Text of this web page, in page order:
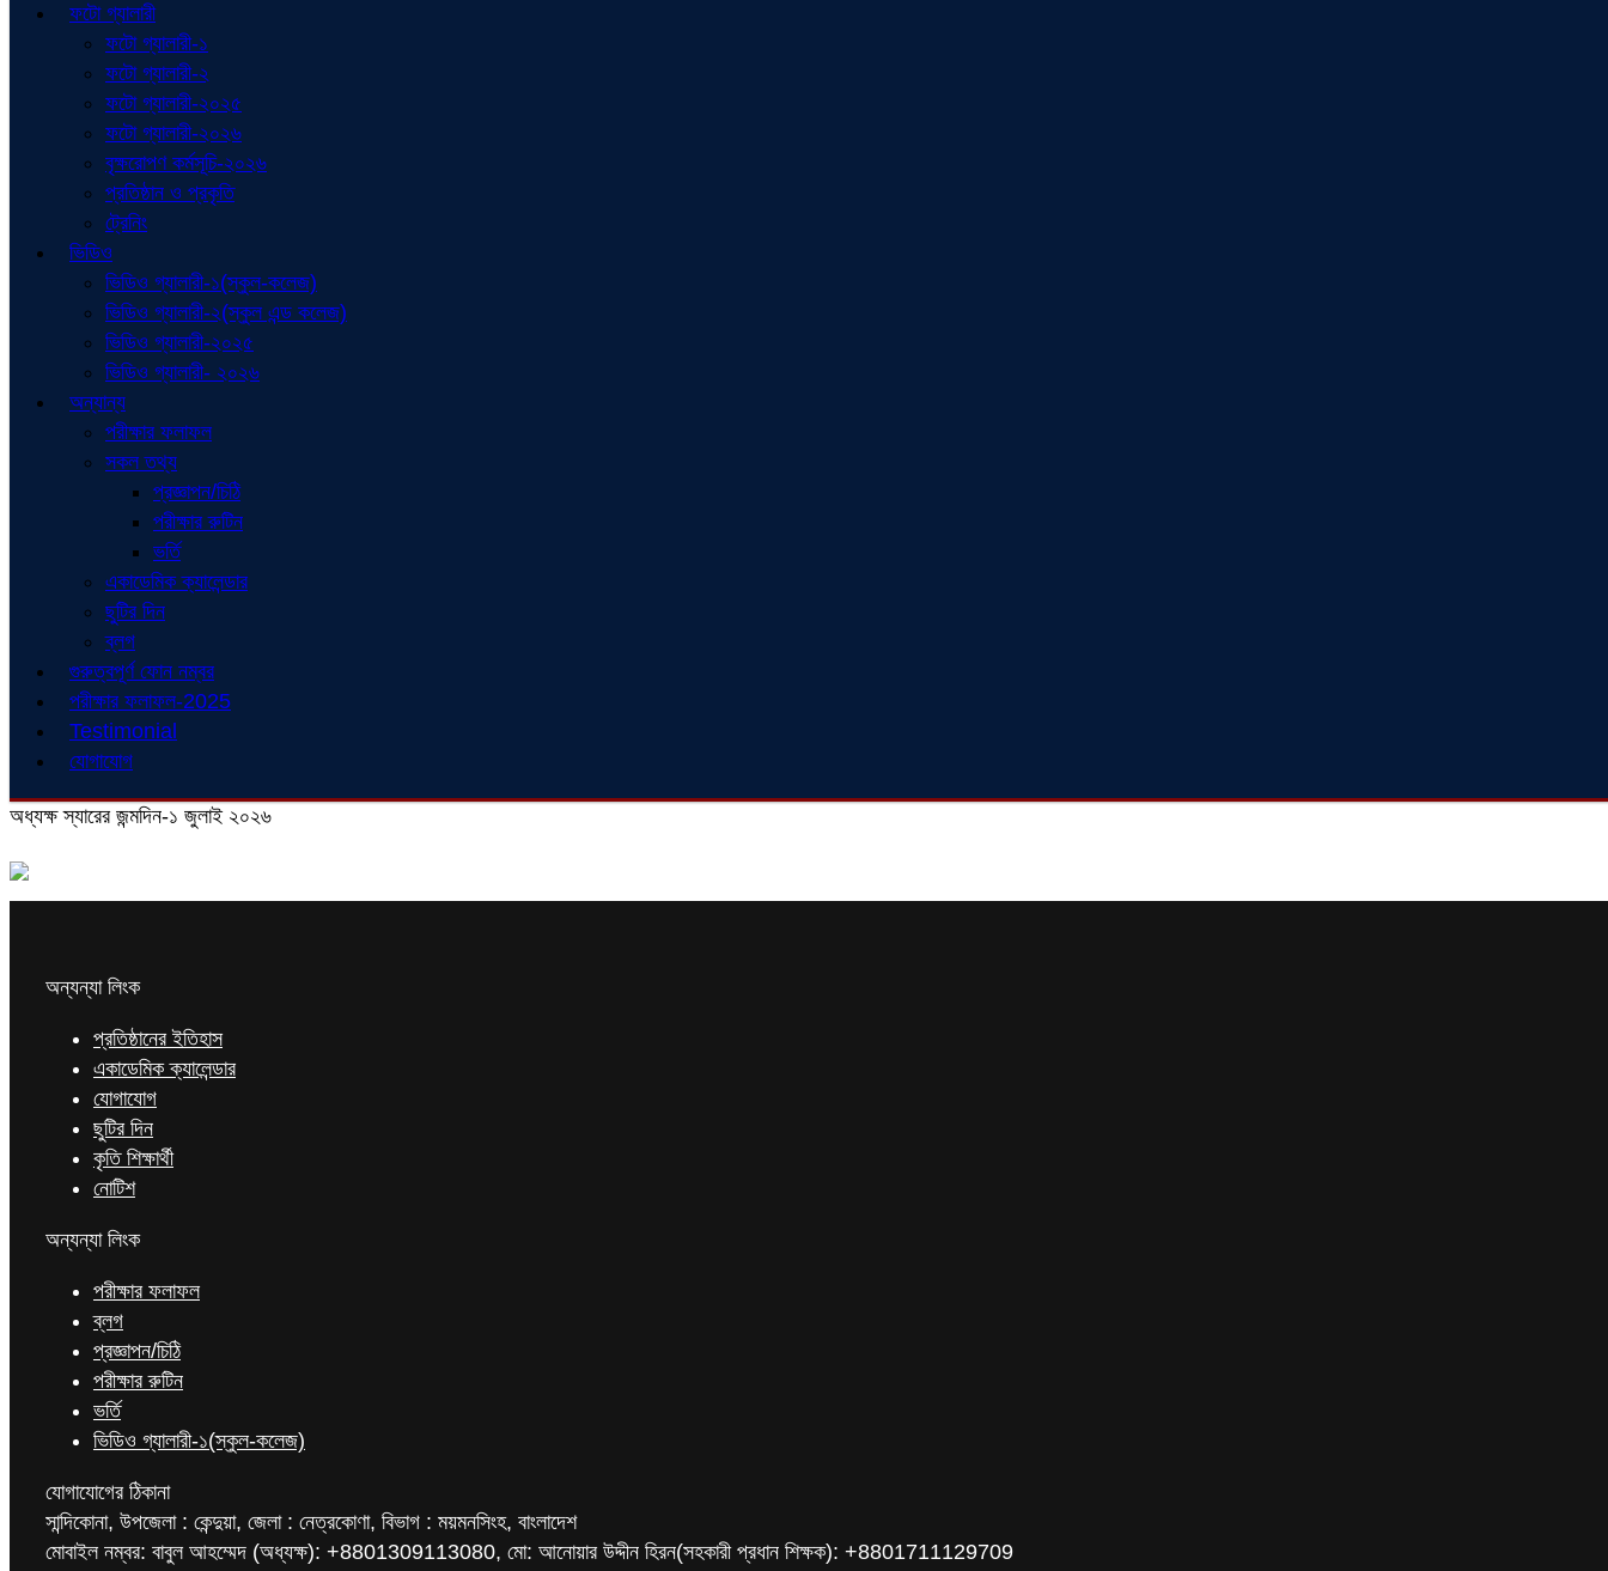
ফটো গ্যালারী
ফটো গ্যালারী-১
ফটো গ্যালারী-২
ফটো গ্যালারী-২০২৫
ফটো গ্যালারী-২০২৬
বৃক্ষরোপণ কর্মসূচি-২০২৬
প্রতিষ্ঠান ও প্রকৃতি
ট্রেনিং
ভিডিও
ভিডিও গ্যালারী-১(স্কুল-কলেজ)
ভিডিও গ্যালারী-২(স্কুল এন্ড কলেজ)
ভিডিও গ্যালারী-২০২৫
ভিডিও গ্যালারী- ২০২৬
অন্যান্য
পরীক্ষার ফলাফল
সকল তথ্য
প্রজ্ঞাপন/চিঠি
পরীক্ষার রুটিন
ভর্তি
একাডেমিক ক্যালেন্ডার
ছুটির দিন
ব্লগ
গুরুত্বপূর্ণ ফোন নম্বর
পরীক্ষার ফলাফল-2025
Testimonial
যোগাযোগ
অধ্যক্ষ স্যারের জন্মদিন-১ জুলাই ২০২৬
অন্যন্যা লিংক
প্রতিষ্ঠানের ইতিহাস
একাডেমিক ক্যালেন্ডার
যোগাযোগ
ছুটির দিন
কৃতি শিক্ষার্থী
নোটিশ
অন্যন্যা লিংক
পরীক্ষার ফলাফল
ব্লগ
প্রজ্ঞাপন/চিঠি
পরীক্ষার রুটিন
ভর্তি
ভিডিও গ্যালারী-১(স্কুল-কলেজ)
যোগাযোগের ঠিকানা
সান্দিকোনা, উপজেলা : কেন্দুয়া, জেলা : নেত্রকোণা, বিভাগ : ময়মনসিংহ, বাংলাদেশ
মোবাইল নম্বর: বাবুল আহম্মেদ (অধ্যক্ষ): +8801309113080, মো: আনোয়ার উদ্দীন হিরন(সহকারী প্রধান শিক্ষক): +8801711129709